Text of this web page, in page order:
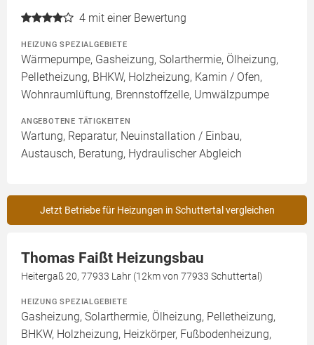
4 mit einer Bewertung
HEIZUNG SPEZIALGEBIETE
Wärmepumpe, Gasheizung, Solarthermie, Ölheizung,
Pelletheizung, BHKW, Holzheizung, Kamin / Ofen,
Wohnraumlüftung, Brennstoffzelle, Umwälzpumpe
ANGEBOTENE TÄTIGKEITEN
Wartung, Reparatur, Neuinstallation / Einbau,
Austausch, Beratung, Hydraulischer Abgleich
Jetzt Betriebe für Heizungen in Schuttertal vergleichen
Thomas Faißt Heizungsbau
Heitergaß 20, 77933 Lahr (12km von 77933 Schuttertal)
HEIZUNG SPEZIALGEBIETE
Gasheizung, Solarthermie, Ölheizung, Pelletheizung,
BHKW, Holzheizung, Heizkörper, Fußbodenheizung,